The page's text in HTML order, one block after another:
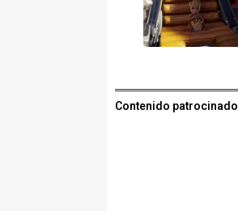
Contenido patrocinado